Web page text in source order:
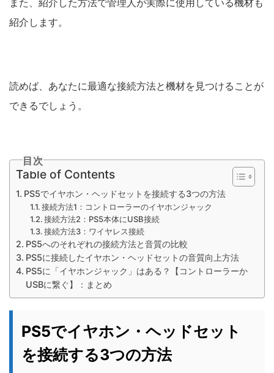
紹介します。
読めば、あなたに最適な接続方法と機材を見つけることが
できるでしょう。
目次
Table of Contents
PS5でイヤホン・ヘッドセットを接続する3つの方法
接続方法1：コントローラーのイヤホンジャック
接続方法2：PS5本体にUSB接続
接続方法3：ワイヤレス接続
PS5へのそれぞれの接続方法と音質の比較
PS5に接続したイヤホン・ヘッドセットの音質向上方法
PS5に「イヤホンジャック」はある？【コントローラーか
USBに繋ぐ】：まとめ
PS5でイヤホン・ヘッドセット
を接続する3つの方法